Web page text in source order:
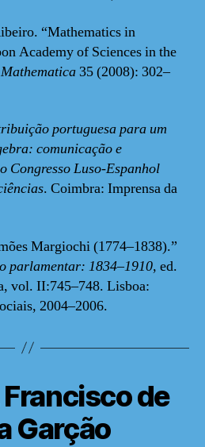
“Mathematics in
Academy of Sciences in the
35 (2008): 302–
portuguesa para um
comunicação e
Congresso Luso-Espanhol
. Coimbra: Imprensa da
Margiochi (1774–1838).”
parlamentar: 1834–1910, ed.
vol. II:745–748. Lisboa:
2004–2006.
de
Garção